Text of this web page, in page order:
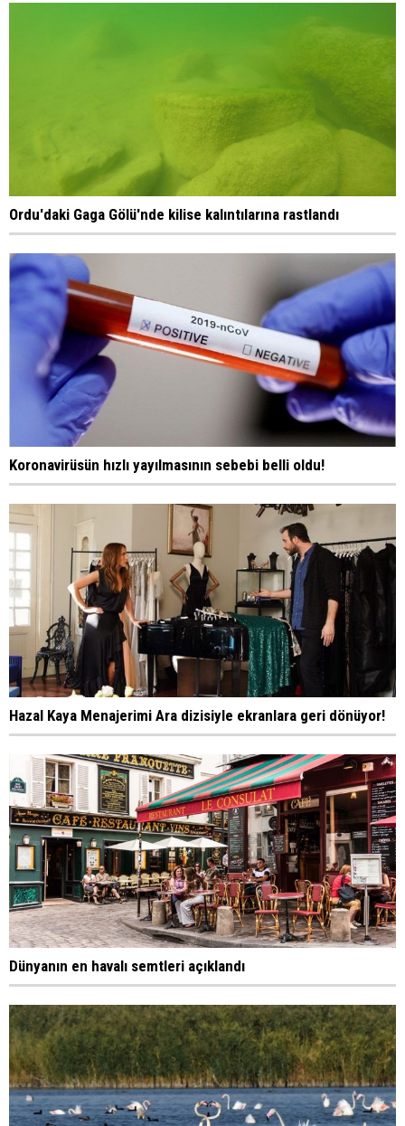
Ordu'daki Gaga Gölü'nde kilise kalıntılarına rastlandı
Koronavirüsün hızlı yayılmasının sebebi belli oldu!
Hazal Kaya Menajerimi Ara dizisiyle ekranlara geri dönüyor!
Dünyanın en havalı semtleri açıklandı